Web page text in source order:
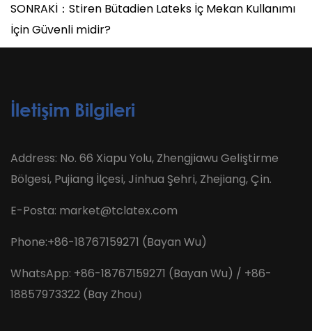
SONRAKİ：Stiren Bütadien Lateks İç Mekan Kullanımı
İçin Güvenli midir?
İletişim Bilgileri
Address: No. 66 Xiapu Yolu, Zhengjiawu Geliştirme
Bölgesi, Pujiang İlçesi, Jinhua Şehri, Zhejiang, Çin.
E-Posta: market@tclatex.com
Phone:+86-18767159271 (Bayan Wu)
WhatsApp: +86-18767159271 (Bayan Wu) / +86-
18857973322 (Bay Zhou）